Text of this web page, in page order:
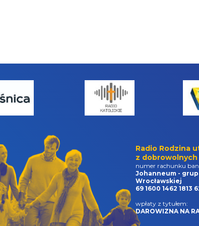
Radio Rodzina
z dobrowolnych
numer rachunku
Johanneum -
Wrocławskiej
69 1600 1462 1813
wpłaty z tytułem:
DAROWIZNA NA